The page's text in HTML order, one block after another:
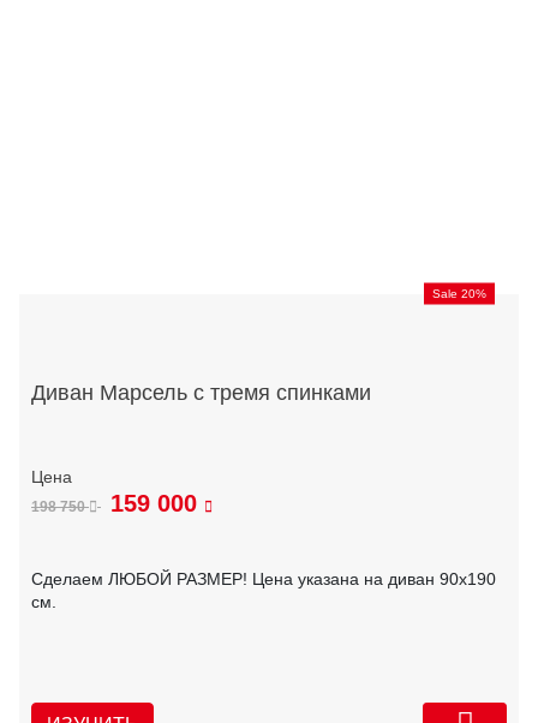
Sale 20%
Диван Марсель с тремя спинками
198 750 159 000
Сделаем ЛЮБОЙ РАЗМЕР! Цена указана на диван 90х190
см.